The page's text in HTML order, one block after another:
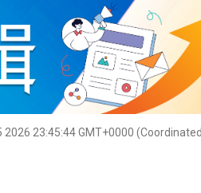
2026 23:45:45 GMT+0000
灼見活動 關於我們